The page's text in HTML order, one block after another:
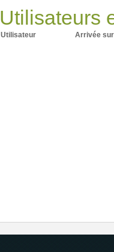
Utilisateurs
Utilisateur Arrivée